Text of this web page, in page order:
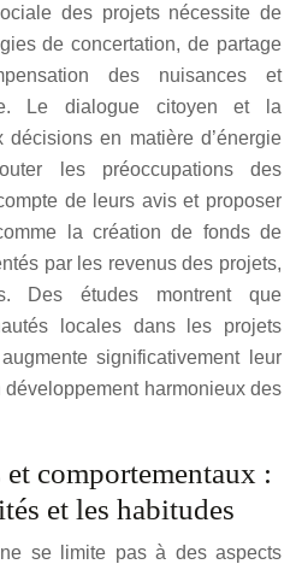
des projets nécessite de
de concertation, de partage
des nuisances et
Le dialogue citoyen et la
en matière d’énergie
les préoccupations des
de leurs avis et proposer
la création de fonds de
par les revenus des projets,
Des études montrent que
locales dans les projets
significativement leur
harmonieux des
comportementaux :
et les habitudes
se limite pas à des aspects